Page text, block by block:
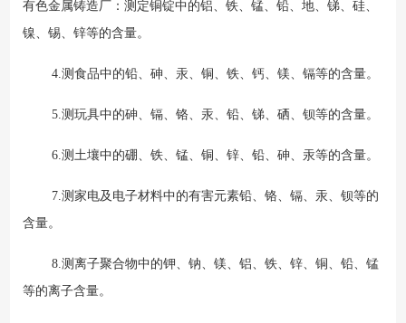
有色金属铸造厂：测定铜锭中的铝、铁、锰、铅、地、锑、硅、
镍、锡、锌等的含量。
4.测食品中的铅、砷、汞、铜、铁、钙、镁、镉等的含量。
5.测玩具中的砷、镉、铬、汞、铅、锑、硒、钡等的含量。
6.测土壤中的硼、铁、锰、铜、锌、铅、砷、汞等的含量。
7.测家电及电子材料中的有害元素铅、铬、镉、汞、钡等的
含量。
8.测离子聚合物中的钾、钠、镁、铝、铁、锌、铜、铅、锰
等的离子含量。